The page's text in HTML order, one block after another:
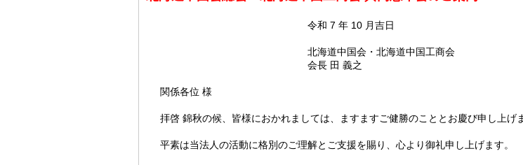
令和 7 年 10 月吉日
北海道中国会・北海道中国工商会
会長 田 義之
関係各位 様
拝啓 錦秋の候、皆様におかれましては、ますますご健勝のこととお慶び申し上げ
平素は当法人の活動に格別のご理解とご支援を賜り、心より御礼申し上げます。